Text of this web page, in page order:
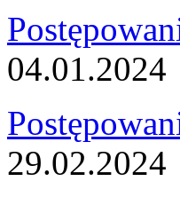
04.01.2024
29.02.2024